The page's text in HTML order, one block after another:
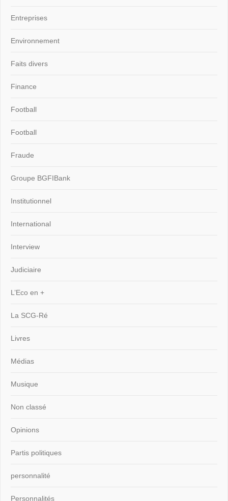
Entreprises
Environnement
Faits divers
Finance
Football
Football
Fraude
Groupe BGFIBank
Institutionnel
International
Interview
Judiciaire
L’Eco en +
La SCG-Ré
Livres
Médias
Musique
Non classé
Opinions
Partis politiques
personnalité
Personnalités